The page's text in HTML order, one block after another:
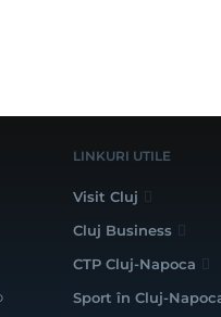
LINKURI UTILE
Visit Cluj
Cluj Business
CTP Cluj-Napoca
Sport în Cluj-